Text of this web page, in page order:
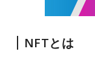
NFTとは